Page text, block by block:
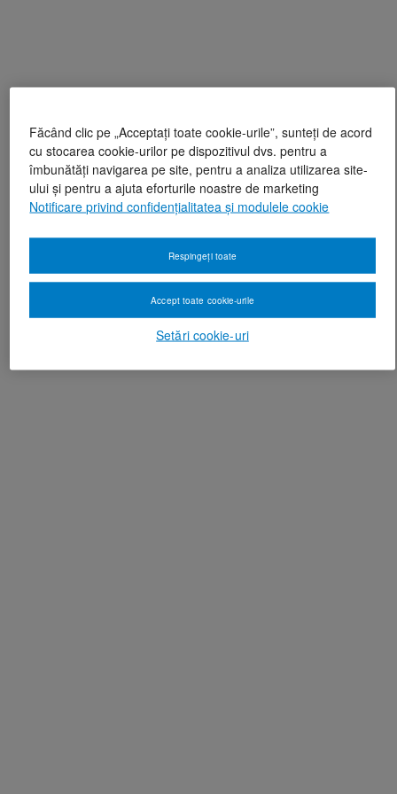
Făcând clic pe „Acceptați toate cookie-urile”, sunteți de acord
cu stocarea cookie-urilor pe dispozitivul dvs. pentru a
îmbunătăți navigarea pe site, pentru a analiza utilizarea site-
ului și pentru a ajuta eforturile noastre de marketing
Notificare privind confidențialitatea și modulele cookie
Setări cookie-uri
Respingeți toate
Accept toate cookie-urile